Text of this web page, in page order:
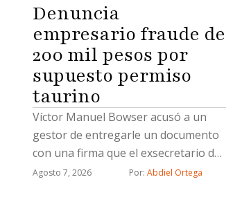
Denuncia
empresario fraude de
200 mil pesos por
supuesto permiso
taurino
Víctor Manuel Bowser acusó a un
gestor de entregarle un documento
con una firma que el exsecretario de
Gobierno municipal desconoció,
Agosto 7, 2026 Por: Abdiel Ortega